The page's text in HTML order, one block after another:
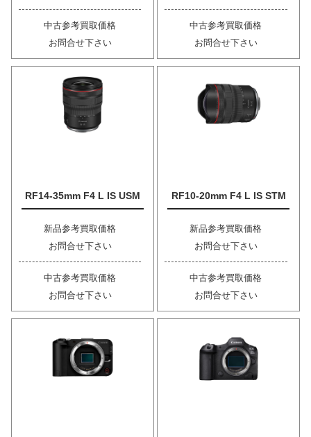
中古参考買取価格
お問合せ下さい
中古参考買取価格
お問合せ下さい
RF14-35mm F4 L IS USM
新品参考買取価格
お問合せ下さい
中古参考買取価格
お問合せ下さい
RF10-20mm F4 L IS STM
新品参考買取価格
お問合せ下さい
中古参考買取価格
お問合せ下さい